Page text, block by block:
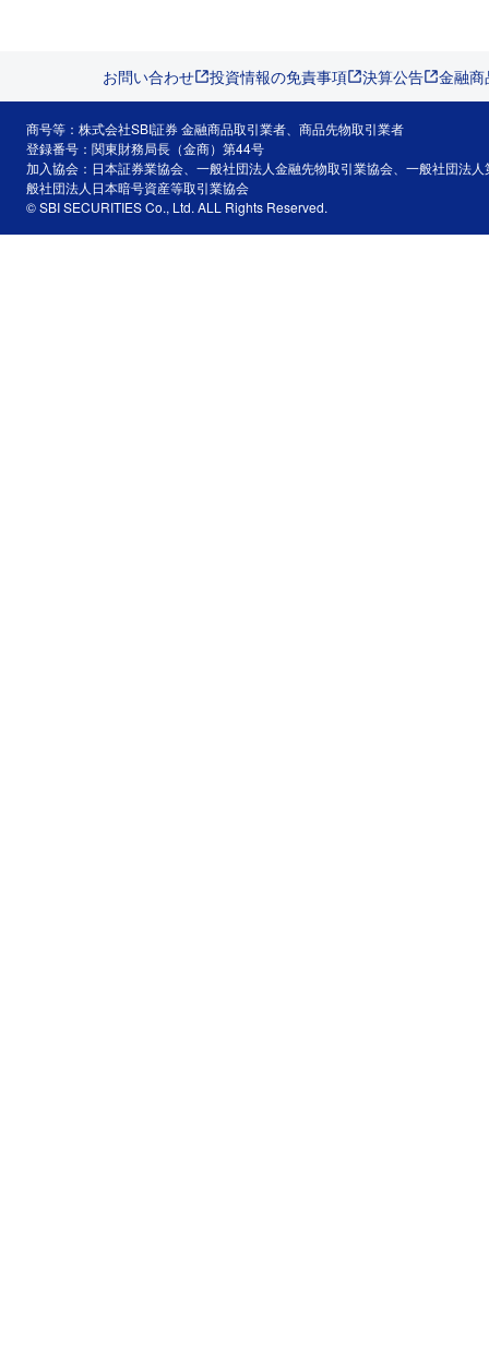
お問い合わせ 投資情報の免責事項 決算公告 金融
商号等：株式会社SBI証券 金融商品取引業者、商品先物取引業者
登録番号：関東財務局長（金商）第44号
加入協会：日本証券業協会、一般社団法人金融先物取引業協会、一般社団法
般社団法人日本暗号資産等取引業協会
© SBI SECURITIES Co., Ltd. ALL Rights Reserved.